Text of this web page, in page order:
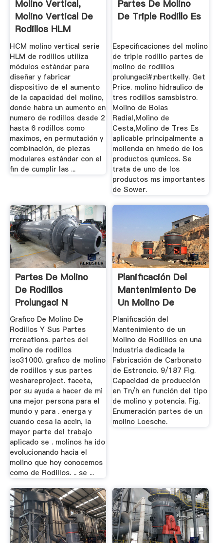
Molino Vertical,
Molino Vertical De
Rodillos HLM
Molino ...
HCM molino vertical serie
HLM de rodillos utiliza
módulos estándar para
diseñar y fabricar
dispositivo de el aumento
de la capacidad del molino,
donde habra un aumento en
numero de rodillos desde 2
hasta 6 rodillos como
maximos, en permutación y
combinación, de piezas
modulares estándar con el
fin de cumplir las ...
Partes De Molino
De Triple Rodillo Es
Especificaciones del molino
de triple rodillo partes de
molino de rodillos
prolungaci#;nbertkelly. Get
Price. molino hidraulico de
tres rodillos samsbistro.
Molino de Bolas
Radial,Molino de
Cesta,Molino de Tres Es
aplicable principalmente a
molienda en hmedo de los
productos qumicos. Se
trata de uno de los
productos ms importantes
de Sower.
Partes De Molino
De Rodillos
Prolungaci N
Grafico De Molino De
Rodillos Y Sus Partes
rrcreations. partes del
molino de rodillos
iso31000. grafico de molino
de rodillos y sus partes
weshareproject. faceta,
por su ayuda a hacer de mi
una mejor persona para el
mundo y para . energa y
cuando cesa la accin, la
mayor parte del trabajo
aplicado se . molinos ha ido
evolucionando hacia el
molino que hoy conocemos
como de Rodillos. .. se ...
Planificación Del
Mantenimiento De
Un Molino De
Rodillos ...
Planificación del
Mantenimiento de un
Molino de Rodillos en una
Industria dedicada la
Fabricación de Carbonato
de Estroncio. 9/187 Fig.
Capacidad de producción
en Tn/h en función del tipo
de molino y potencia. Fig.
Enumeración partes de un
molino Loesche.